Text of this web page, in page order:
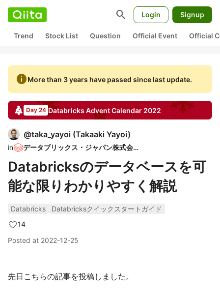
search Login Signup
Trend Stock List Question Official Event Official
infoMore than 3 years have passed since last update.
Day 24 Databricks Advent Calendar 2022
@taka_yayoi (Takaaki Yayoi)
in データブリックス・ジャパン株式会社
Databricksのデータベースを可
能な限りわかりやすく解説
Databricks
Databricksクイックスタートガイド
14
Posted at 2022-12-25
先日こちらの記事を投稿しました。